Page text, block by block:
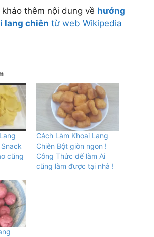
thêm nội dung về hướng
lang chiên từ web Wikipedia
cũng
Cách Làm Khoai Lang
Chiên Bột giòn ngon !
Công Thức dể làm Ai
cũng làm được tại nhà !